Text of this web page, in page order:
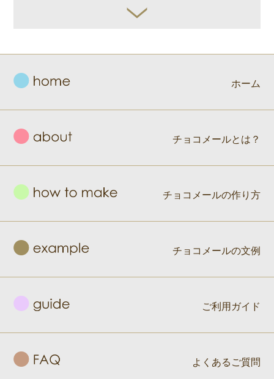
ホーム
チョコメールとは？
チョコメールの作り方
チョコメールの文例
ご利用ガイド
よくあるご質問